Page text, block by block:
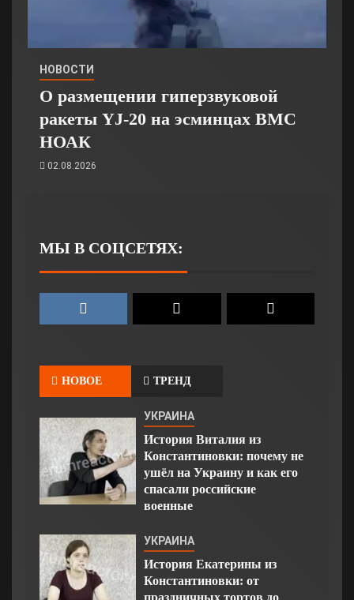
НОВОСТИ
О размещении гиперзвуковой
ракеты YJ-20 на эсминцах ВМС
НОАК
02.08.2026
МЫ В СОЦСЕТЯХ:
НОВОЕ ТРЕНД
УКРАИНА
История Виталия из
Константиновки: почему не
ушёл на Украину и как его
спасали российские
военные
УКРАИНА
История Екатерины из
Константиновки: от
праздничных тортов до